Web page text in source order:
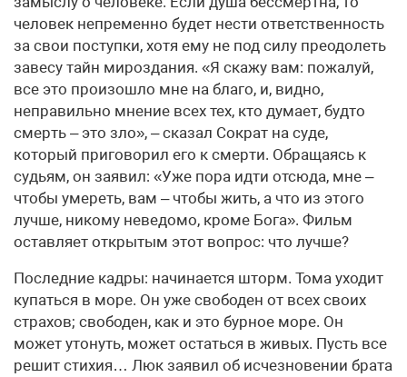
человек непременно будет нести ответственность
за свои поступки, хотя ему не под силу преодолеть
завесу тайн мироздания. «Я скажу вам: пожалуй,
все это произошло мне на благо, и, видно,
неправильно мнение всех тех, кто думает, будто
смерть – это зло», – сказал Сократ на суде,
который приговорил его к смерти. Обращаясь к
судьям, он заявил: «Уже пора идти отсюда, мне –
чтобы умереть, вам – чтобы жить, а что из этого
лучше, никому неведомо, кроме Бога». Фильм
оставляет открытым этот вопрос: что лучше?
Последние кадры: начинается шторм. Тома уходит
купаться в море. Он уже свободен от всех своих
страхов; свободен, как и это бурное море. Он
может утонуть, может остаться в живых. Пусть все
решит стихия… Люк заявил об исчезновении брата